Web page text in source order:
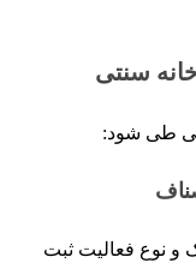
سنتی
طی شود:
و نوع فعالیت ثبت